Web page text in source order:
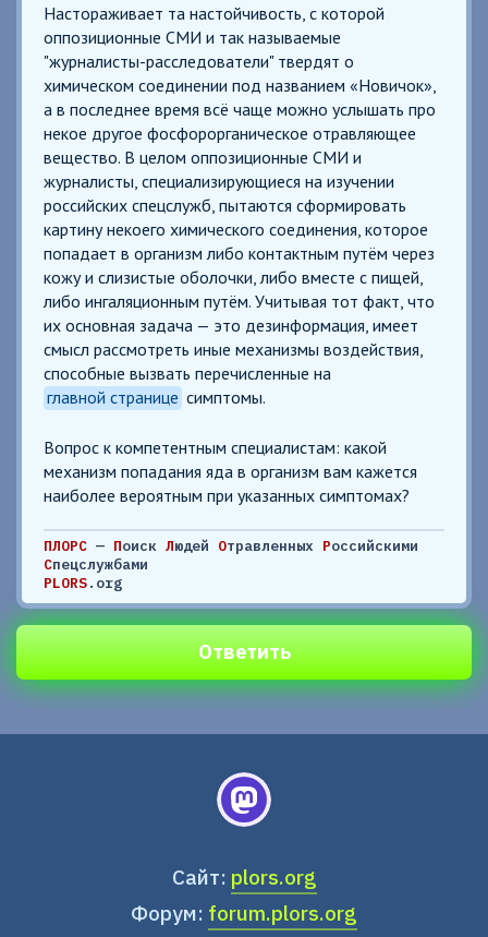
Настораживает та настойчивость, с которой
оппозиционные СМИ и так называемые
"журналисты-расследователи" твердят о
химическом соединении под названием «Новичок»,
а в последнее время всё чаще можно услышать про
некое другое фосфорорганическое отравляющее
вещество. В целом оппозиционные СМИ и
журналисты, специализирующиеся на изучении
российских спецслужб, пытаются сформировать
картину некоего химического соединения, которое
попадает в организм либо контактным путём через
кожу и слизистые оболочки, либо вместе с пищей,
либо ингаляционным путём. Учитывая тот факт, что
их основная задача — это дезинформация, имеет
смысл рассмотреть иные механизмы воздействия,
способные вызвать перечисленные на
главной странице симптомы.
Вопрос к компетентным специалистам: какой
механизм попадания яда в организм вам кажется
наиболее вероятным при указанных симптомах?
ПЛОРС — Поиск Людей Отравленных Российскими
Спецслужбами
PLORS.org
Ответить
Сайт: plors.org
Форум: forum.plors.org